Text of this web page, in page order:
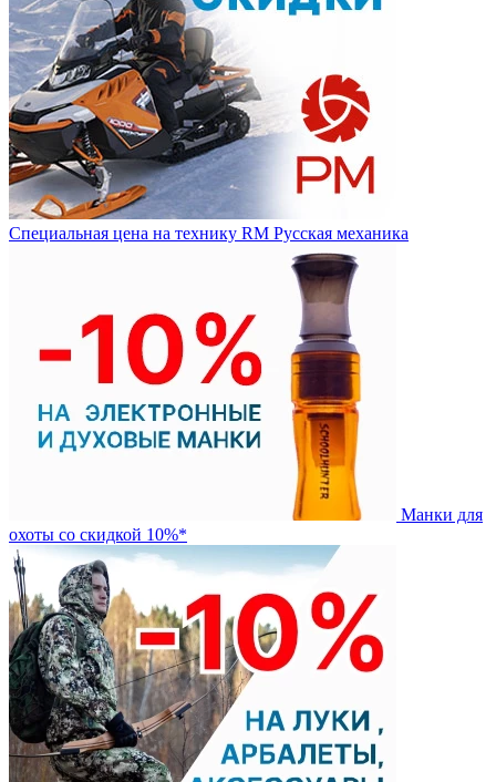
Специальная цена на технику RM Русская механика
Манки для
охоты со скидкой 10%*